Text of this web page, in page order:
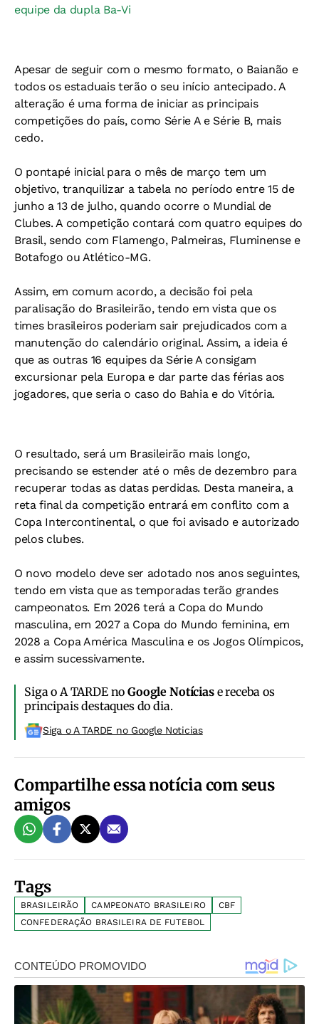
equipe da dupla Ba-Vi
Apesar de seguir com o mesmo formato, o Baianão e
todos os estaduais terão o seu início antecipado. A
alteração é uma forma de iniciar as principais
competições do país, como Série A e Série B, mais
cedo.
O pontapé inicial para o mês de março tem um
objetivo, tranquilizar a tabela no período entre 15 de
junho a 13 de julho, quando ocorre o Mundial de
Clubes. A competição contará com quatro equipes do
Brasil, sendo com Flamengo, Palmeiras, Fluminense e
Botafogo ou Atlético-MG.
Assim, em comum acordo, a decisão foi pela
paralisação do Brasileirão, tendo em vista que os
times brasileiros poderiam sair prejudicados com a
manutenção do calendário original. Assim, a ideia é
que as outras 16 equipes da Série A consigam
excursionar pela Europa e dar parte das férias aos
jogadores, que seria o caso do Bahia e do Vitória.
O resultado, será um Brasileirão mais longo,
precisando se estender até o mês de dezembro para
recuperar todas as datas perdidas. Desta maneira, a
reta final da competição entrará em conflito com a
Copa Intercontinental, o que foi avisado e autorizado
pelos clubes.
O novo modelo deve ser adotado nos anos seguintes,
tendo em vista que as temporadas terão grandes
campeonatos. Em 2026 terá a Copa do Mundo
masculina, em 2027 a Copa do Mundo feminina, em
2028 a Copa América Masculina e os Jogos Olímpicos,
e assim sucessivamente.
Siga o A TARDE noGoogle Notíciase receba os
principais destaques do dia.
Siga o A TARDE no Google Noticias
Compartilhe essa notícia com seus
amigos
Tags
BRASILEIRÃO CAMPEONATO BRASILEIRO
CBF
CONFEDERAÇÃO BRASILEIRA DE FUTEBOL